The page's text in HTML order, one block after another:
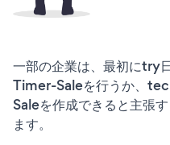
一部の企業は、最初に
Timer-Saleを行うか、
Saleを作成できると主張
ます。